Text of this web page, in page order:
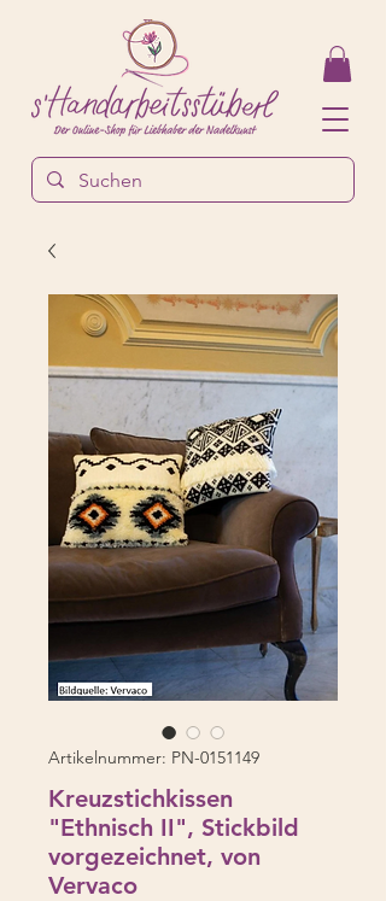
Artikelnummer: PN-0151149
Kreuzstichkissen
"Ethnisch II", Stickbild
vorgezeichnet, von
Vervaco